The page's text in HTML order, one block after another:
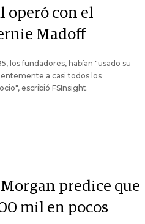
operó con el
Madoff
los fundadores, habían "usado su
a casi todos los
escribió FSInsight.
predice que
mil en pocos